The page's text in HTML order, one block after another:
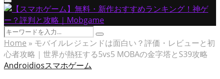
Primary
Menu
Search
for:
Search
Home » モバイルレジェンドは面白い？評価・レビューと初
心者攻略｜世界が熱狂する5vs5 MOBAの金字塔とS39攻略
Androidiosスマホゲーム